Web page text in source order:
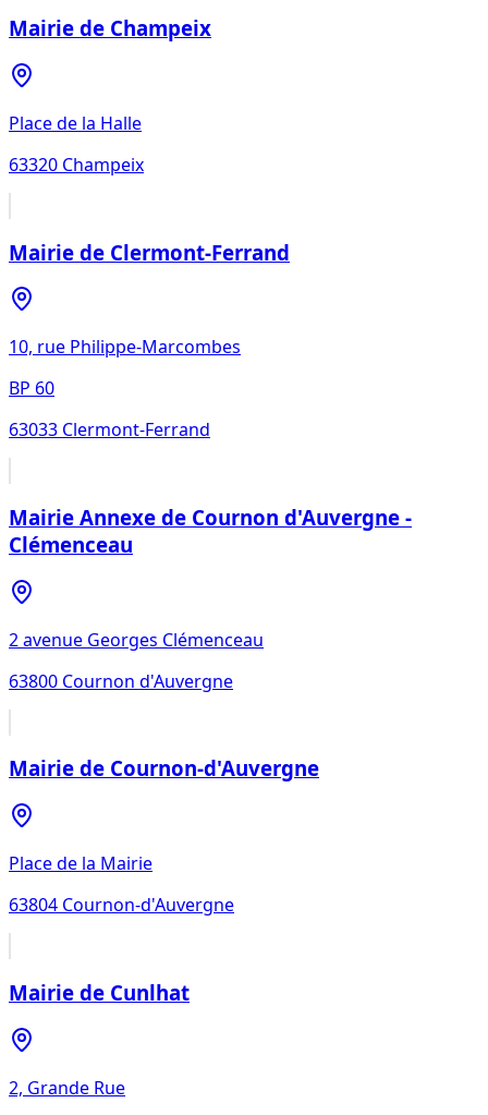
Mairie de Champeix
Place de la Halle
63320 Champeix
Mairie de Clermont-Ferrand
10, rue Philippe-Marcombes
BP 60
63033 Clermont-Ferrand
Mairie Annexe de Cournon d'Auvergne -
Clémenceau
2 avenue Georges Clémenceau
63800 Cournon d'Auvergne
Mairie de Cournon-d'Auvergne
Place de la Mairie
63804 Cournon-d'Auvergne
Mairie de Cunlhat
2, Grande Rue